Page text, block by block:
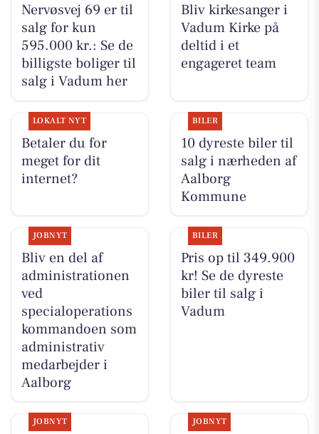
Nervøsvej 69 er til
salg for kun
595.000 kr.: Se de
billigste boliger til
salg i Vadum her
Bliv kirkesanger i
Vadum Kirke på
deltid i et
engageret team
LOKALT NYT
Betaler du for
meget for dit
internet?
BILER
10 dyreste biler til
salg i nærheden af
Aalborg
Kommune
JOBNYT
Bliv en del af
administrationen
ved
specialoperations
kommandoen som
administrativ
medarbejder i
Aalborg
BILER
Pris op til 349.900
kr! Se de dyreste
biler til salg i
Vadum
JOBNYT JOBNYT